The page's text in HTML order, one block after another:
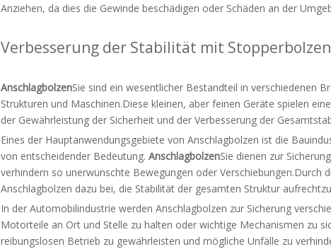
Anziehen, da dies die Gewinde beschädigen oder Schäden an der
Verbesserung der Stabilität mit Stopperbolzen
AnschlagbolzenSie sind ein wesentlicher Bestandteil in verschiedenen
Strukturen und Maschinen.Diese kleinen, aber feinen Geräte spielen
der Gewährleistung der Sicherheit und der Verbesserung der
Eines der Hauptanwendungsgebiete von Anschlagbolzen ist die
von entscheidender Bedeutung. AnschlagbolzenSie dienen zur
verhindern so unerwünschte Bewegungen oder Verschiebungen.Durch
Anschlagbolzen dazu bei, die Stabilität der gesamten Struktur
In der Automobilindustrie werden Anschlagbolzen zur Sicherung
Motorteile an Ort und Stelle zu halten oder wichtige Mechanismen zu
reibungslosen Betrieb zu gewährleisten und mögliche Unfälle zu